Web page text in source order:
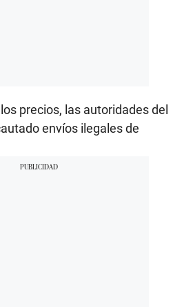
precios, las autoridades del
envíos ilegales de